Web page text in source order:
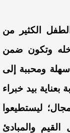
الكثير من
وتكون ضمن
سهلة ومحببة إلى
بيد خبراء
ليستطيعوا
والمبادئ